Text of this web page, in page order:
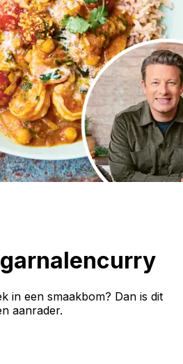
in een smaakbom? Dan is dit
aanrader.